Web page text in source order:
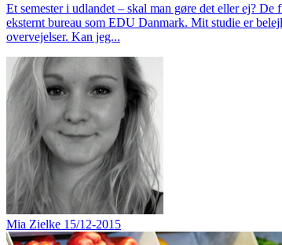
Et semester i udlandet – skal man gøre det eller ej?
eksternt bureau som EDU Danmark. Mit studie er
overvejelser. Kan jeg...
Mia Zielke 15/12-2015